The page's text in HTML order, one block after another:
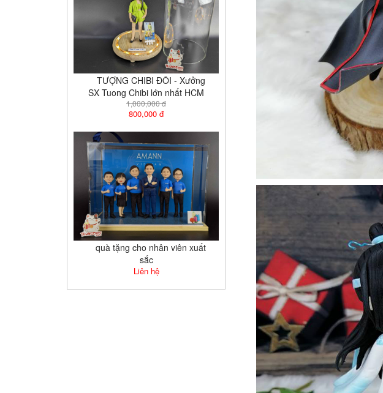
TƯỢNG CHIBI ĐÔI - Xưởng
SX Tuong Chibi lớn nhất HCM
1,000,000 đ
800,000 đ
quà tặng cho nhân viên xuất
sắc
Liên hệ